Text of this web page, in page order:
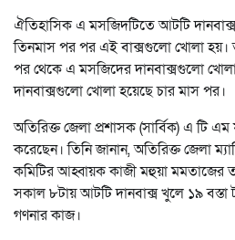
ঐতিহাসিক এ মসজিদটিতে আটটি
তিনমাস পর পর এই বাক্সগুলো খোলা হয়।
পর থেকে এ মসজিদের দানবাক্সগুলো
দানবাক্সগুলো খোলা হয়েছে চার মাস পর।
অতিরিক্ত জেলা প্রশাসক (সার্বিক) এ টি
করেছেন। তিনি জানান, অতিরিক্ত জেলা
কমিটির আহ্বায়ক কাজী মহুয়া মমতাজের
সকাল ৮টায় আটটি দানবাক্স খুলে ১৯
গণনার কাজ।